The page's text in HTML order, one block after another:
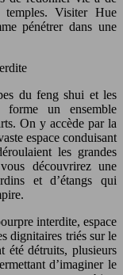
temples. Visiter Hue
pénétrer dans une
du feng shui et les
un ensemble
On y accède par la
espace conduisant
les grandes
découvrirez une
et d’étangs qui
interdite, espace
dignitaires triés sur le
été détruits, plusieurs
d’imaginer le